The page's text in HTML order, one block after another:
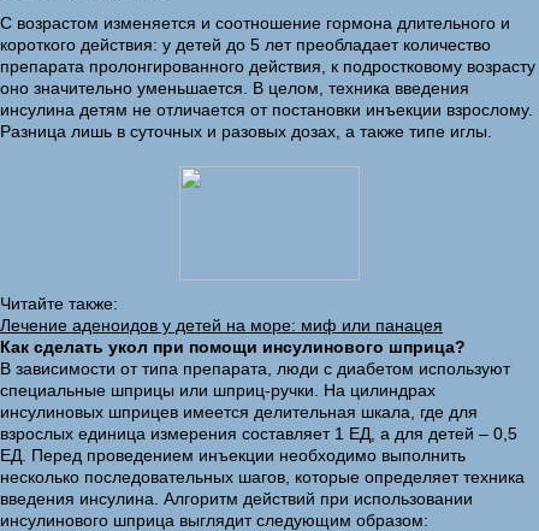
С возрастом изменяется и соотношение гормона длительного и
короткого действия: у детей до 5 лет преобладает количество
препарата пролонгированного действия, к подростковому возрасту
оно значительно уменьшается. В целом, техника введения
инсулина детям не отличается от постановки инъекции взрослому.
Разница лишь в суточных и разовых дозах, а также типе иглы.
Читайте также:
Лечение аденоидов у детей на море: миф или панацея
Как сделать укол при помощи инсулинового шприца?
В зависимости от типа препарата, люди с диабетом используют
специальные шприцы или шприц-ручки. На цилиндрах
инсулиновых шприцев имеется делительная шкала, где для
взрослых единица измерения составляет 1 ЕД, а для детей – 0,5
ЕД. Перед проведением инъекции необходимо выполнить
несколько последовательных шагов, которые определяет техника
введения инсулина. Алгоритм действий при использовании
инсулинового шприца выглядит следующим образом: